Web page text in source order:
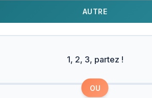
AUTRE
1, 2, 3, partez !
OU